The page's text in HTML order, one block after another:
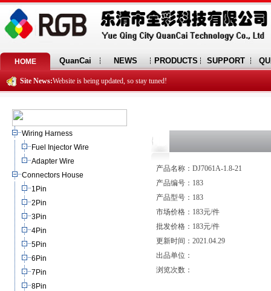
HOME QuanCai NEWS PRODUCTS SUPPORT
Site News:Website is being updated, so stay tuned!
Wiring Harness
Fuel Injector Wire
Adapter Wire
Connectors House
1Pin
2Pin
3Pin
4Pin
5Pin
6Pin
7Pin
8Pin
产品名称：DJ7061A-1.8-21
产品编号：183
产品型号：183
市场价格：183元/件
批发价格：183元/件
更新时间：2021.04.29
出品单位：
浏览次数：